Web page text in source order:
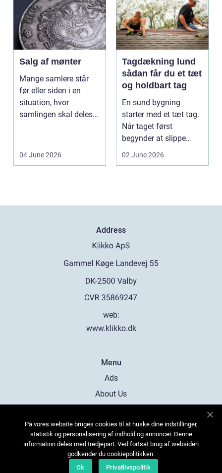
Salg af mønter
Mange samlere står
før eller siden i en
situation, hvor
samlingen skal deles
04 June 2026
Tagdækning lund
sådan får du et tæt
og holdbart tag
En sund bygning
starter med et tæt tag.
Når taget først
begynder at slippe
02 June 2026
Address
web:
www.klikko.dk
Menu
Ads
About Us
Contact
Sitemap
På vores website bruges cookies til at huske dine indstillinger,
statistik og personalisering af indhold og annoncer. Denne
information deles med tredjepart. Ved fortsat brug af websiden
godkender du cookiepolitikken.
Ok
Privatlivspolitik